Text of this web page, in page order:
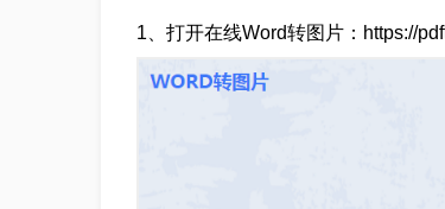
1、打开在线Word转图片：https://